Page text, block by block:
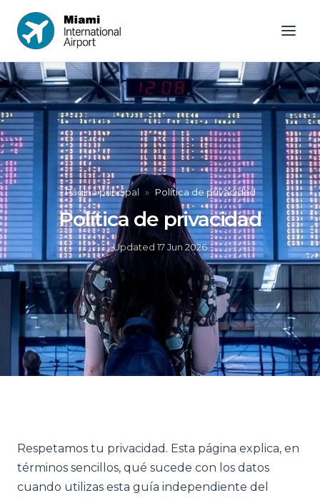
Página principal » Política de privacidad
Política de privacidad
Updated17 Jun 2026
Respetamos tu privacidad. Esta página explica, en
términos sencillos, qué sucede con los datos
cuando utilizas esta guía independiente del